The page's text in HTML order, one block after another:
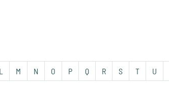
L M N O P Q R S T U